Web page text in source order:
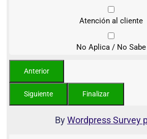
Atención al cliente
No Aplica / No Sabe
ByWordpress Survey